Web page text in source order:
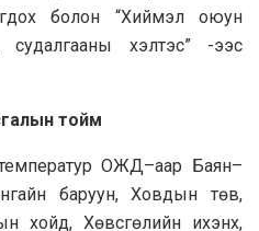
болон “Хиймэл оюун
судалгааны хэлтэс” -ээс
тойм
ОЖД–аар Баян–
баруун, Ховдын төв,
хойд, Хөвсгөлийн ихэнх,